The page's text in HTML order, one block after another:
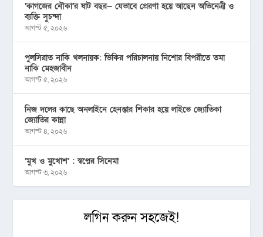
‘কাগজের নৌকা’র ষাট বছর— যেভাবে প্রেরণা হয়ে আছেন অভিনেত্রী ও
ব্যক্তি সুচন্দা
আগস্ট ৫, ২০২৬
পুলসিরাত নাকি খলনায়ক: ভিকির পরিচালনায় নিশোর বিপরীতে তমা
নাকি মেহজাবীন
আগস্ট ৫, ২০২৬
নিজ দলের কাছে অনলাইনে হেনস্তার শিকার হয়ে লাইভে জ্যোতিকা
জ্যোতির কান্না
আগস্ট ৪, ২০২৬
‘মুখ ও মু্খোশ’ : স্বপ্নের সিনেমা
আগস্ট ৩, ২০২৬
লগিন করুন সহজেই!